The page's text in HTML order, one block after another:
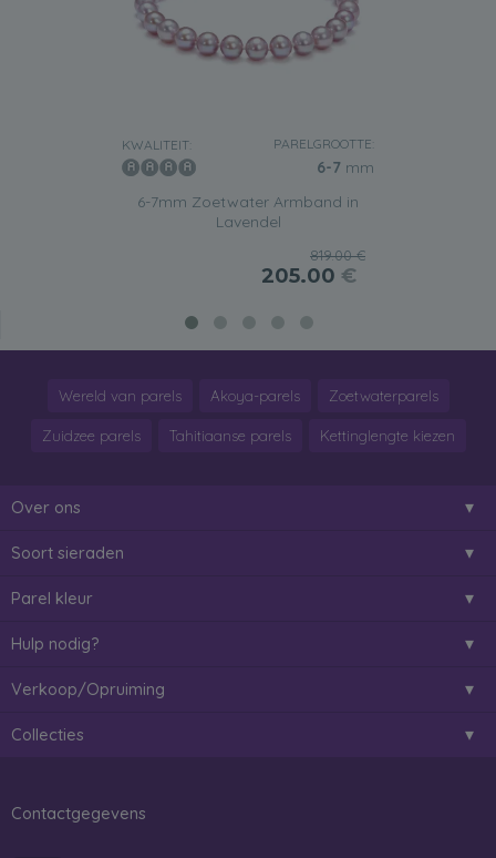
KWALITEIT: PARELGROOTTE:
6-7 mm
6-7mm Zoetwater Armband in
Lavendel
819.00 €
205.00 €
Wereld van parels Akoya-parels Zoetwaterparels
Zuidzee parels Tahitiaanse parels Kettinglengte kiezen
Over ons
Soort sieraden
Parel kleur
Hulp nodig?
Verkoop/Opruiming
Collecties
Contactgegevens